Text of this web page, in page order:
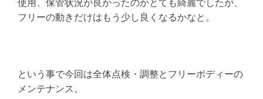
使用、保管状況が良かったのかとても綺麗でしたが、
フリーの動きだけはもう少し良くなるかなと。
という事で今回は全体点検・調整とフリーボディーの
メンテナンス。